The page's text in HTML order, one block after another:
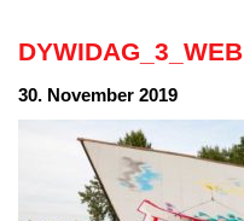
DYWIDAG_3_WEB
30. November 2019